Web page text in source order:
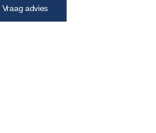
Vraag advies